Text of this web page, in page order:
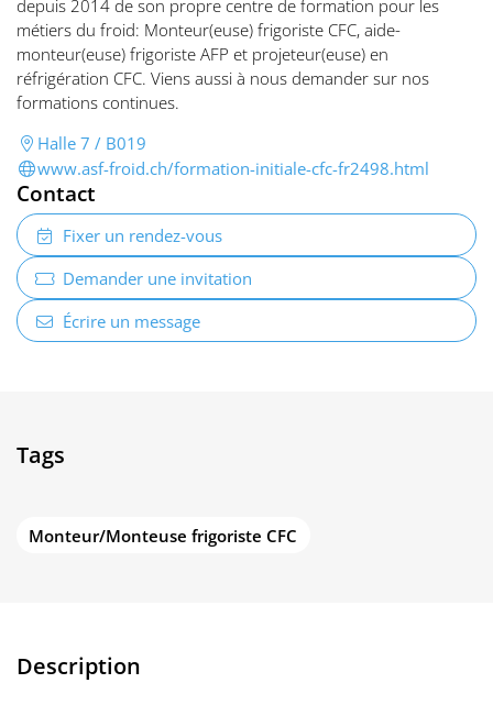
depuis 2014 de son propre centre de formation pour les
métiers du froid: Monteur(euse) frigoriste CFC, aide-
monteur(euse) frigoriste AFP et projeteur(euse) en
réfrigération CFC. Viens aussi à nous demander sur nos
formations continues.
Halle 7 / B019
www.asf-froid.ch/formation-initiale-cfc-fr2498.html
Contact
Fixer un rendez-vous
Demander une invitation
Écrire un message
Tags
Monteur/Monteuse frigoriste CFC
Description